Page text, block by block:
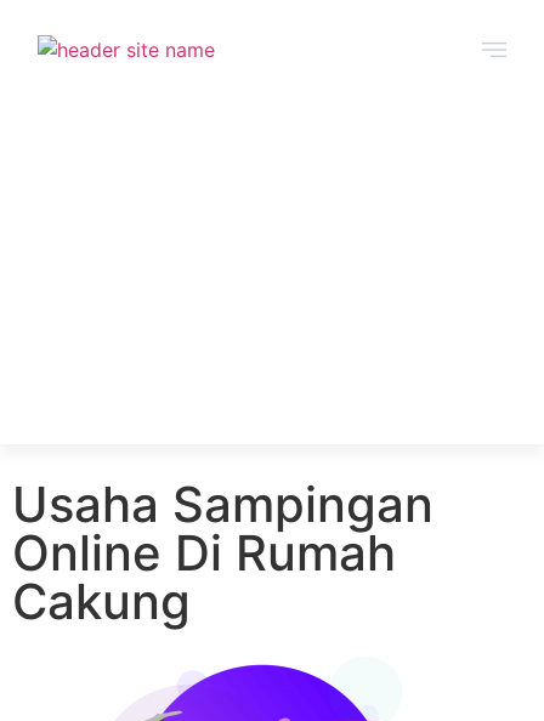
Usaha Sampingan
Online Di Rumah
Cakung